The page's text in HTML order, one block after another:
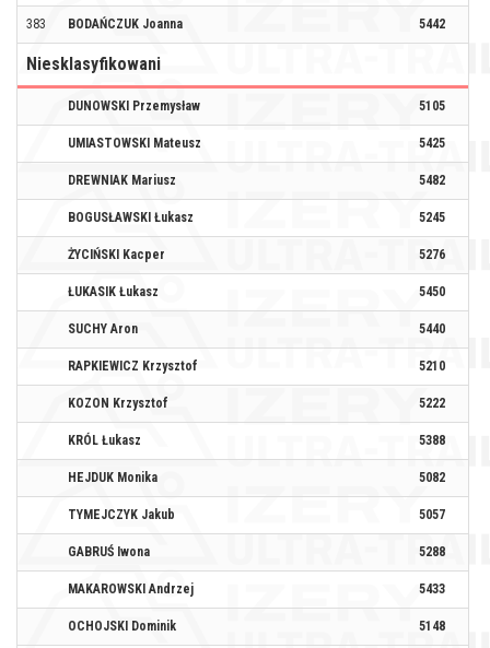
383 BODAŃCZUK Joanna 5442
Niesklasyfikowani
DUNOWSKI Przemysław 5105
UMIASTOWSKI Mateusz 5425
DREWNIAK Mariusz 5482
BOGUSŁAWSKI Łukasz 5245
ŻYCIŃSKI Kacper 5276
ŁUKASIK Łukasz 5450
SUCHY Aron 5440
RAPKIEWICZ Krzysztof 5210
KOZON Krzysztof 5222
KRÓL Łukasz 5388
HEJDUK Monika 5082
TYMEJCZYK Jakub 5057
GABRUŚ Iwona 5288
MAKAROWSKI Andrzej 5433
OCHOJSKI Dominik 5148